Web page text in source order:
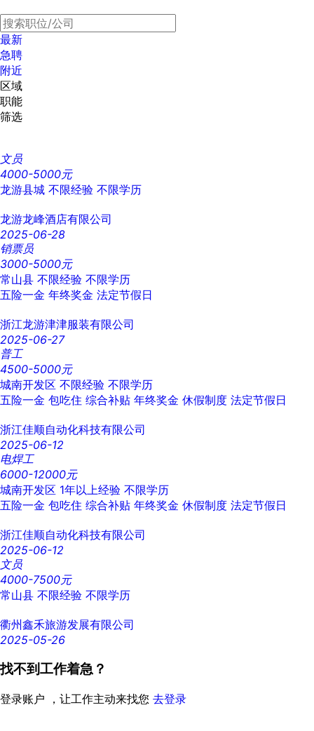
最新
急聘
附近
区域
职能
筛选
文员
4000-5000元
龙游县城 不限经验 不限学历
龙游龙峰酒店有限公司
2025-06-28
销票员
3000-5000元
常山县 不限经验 不限学历
五险一金 年终奖金 法定节假日
浙江龙游津津服装有限公司
2025-06-27
普工
4500-5000元
城南开发区 不限经验 不限学历
五险一金 包吃住 综合补贴 年终奖金 休假制度 法定节假日
浙江佳顺自动化科技有限公司
2025-06-12
电焊工
6000-12000元
城南开发区 1年以上经验 不限学历
五险一金 包吃住 综合补贴 年终奖金 休假制度 法定节假日
浙江佳顺自动化科技有限公司
2025-06-12
文员
4000-7500元
常山县 不限经验 不限学历
衢州鑫禾旅游发展有限公司
2025-05-26
找不到工作着急？
登录账户 ，让工作主动来找您 去登录